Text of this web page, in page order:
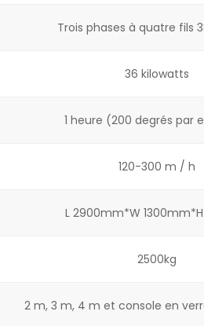
Trois phases à quatre fils
36 kilowatts
1 heure (200 degrés par
120-300 m / h
L 2900mm*W
2500kg
2 m, 3 m, 4 m et console en